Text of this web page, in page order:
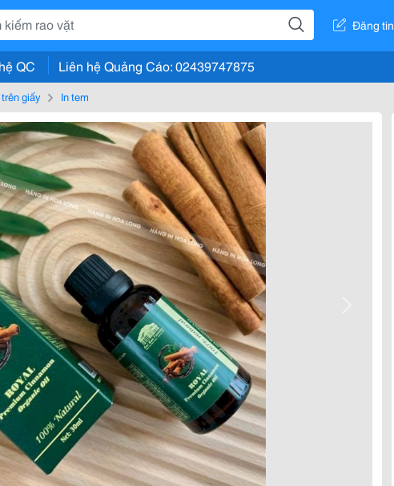
Đăng tin
QC Liên hệ Quảng Cáo: 02439747875
trên giấy In tem